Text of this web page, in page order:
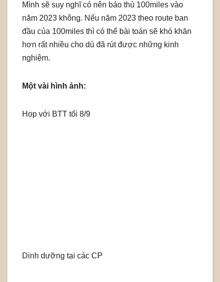
Mình sẽ suy nghĩ có nên báo thù 100miles vào
năm 2023 không. Nếu năm 2023 theo route ban
đầu của 100miles thì có thể bài toán sẽ khó khăn
hơn rất nhiều cho dù đã rút được những kinh
nghiệm.
Một vài hình ảnh:
Họp với BTT tối 8/9
Dinh dưỡng tại các CP